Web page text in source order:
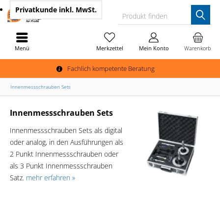
Fachlich kompetente Beratung
Produkt finden
Warenkorb
Merkzettel Mein Konto
Privatkunde inkl. MwSt.
Menü
Innenmessschrauben Sets
Innenmessschrauben Sets
Innenmessschrauben Sets als digital
oder analog, in den Ausführungen als
2 Punkt Innenmessschrauben oder
als 3 Punkt Innenmessschrauben
Satz. mehr erfahren »